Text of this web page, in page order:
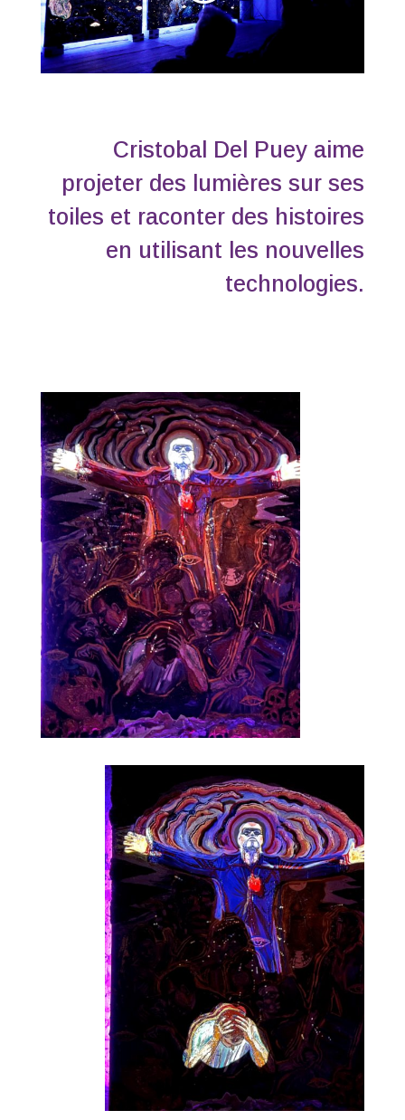
Cristobal Del Puey aime
projeter des lumières sur ses
toiles et raconter des histoires
en utilisant les nouvelles
technologies.